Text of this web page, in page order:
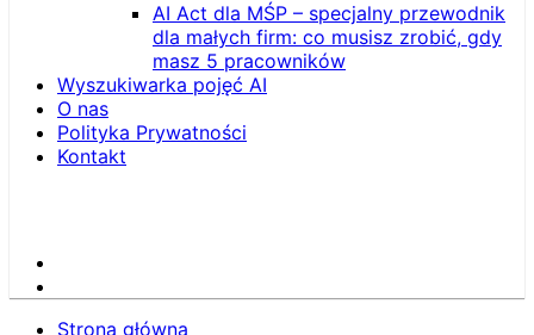
AI Act dla MŚP – specjalny przewodnik
dla małych firm: co musisz zrobić, gdy
masz 5 pracowników
Wyszukiwarka pojęć AI
O nas
Polityka Prywatności
Kontakt
Strona główna